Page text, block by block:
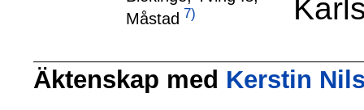
Måstad 7)
Äktenskap med Kerstin